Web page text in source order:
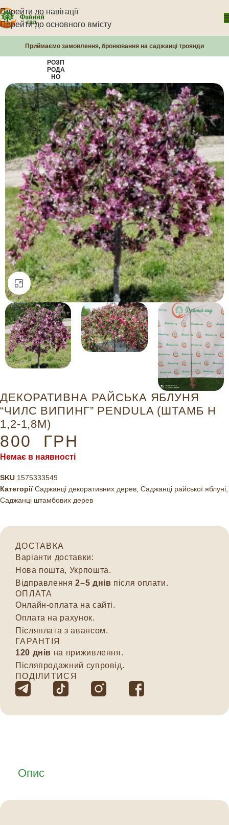
Перейти до навігації
Перейти до основного вмісту
Приймаємо замовлення, бронювання на саджанці троянди
РОЗП
РОДА
НО
Натисніть, щоб збільшити
ДЕКОРАТИВНА РАЙСЬКА ЯБЛУНЯ
“ЧИЛС ВИПИНГ” PENDULA (ШТАМБ Н
1,2-1,8М)
800 ГРН
Немає в наявності
SKU 1575333549
Категорії Саджанці декоративних дерев Саджанці райської яблуні
Саджанці штамбових дерев
ДОСТАВКА
Варіанти доставки:
Нова пошта, Укрпошта.
Відправлення2–5 днів після оплати.
ОПЛАТА
Онлайн-оплата на сайті.
Оплата на рахунок.
Післяплата з авансом.
ГАРАНТІЯ
120 днів на приживлення.
Післяпродажний супровід.
ПОДІЛИТИСЯ
Опис